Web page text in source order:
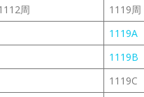
周 1119周
1119A
1119B
1119C